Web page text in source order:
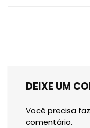
DEIXE UM
Você precisa
comentário.